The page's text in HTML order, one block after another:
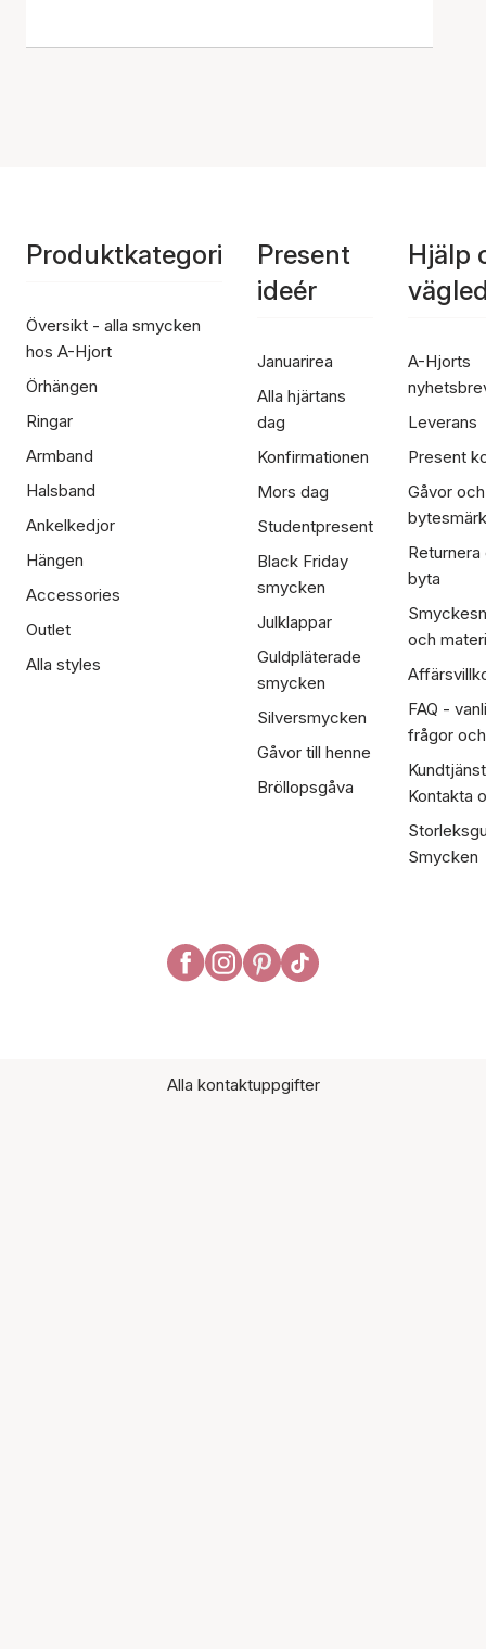
Produktkategori
Översikt - alla smycken
hos A-Hjort
Örhängen
Ringar
Armband
Halsband
Ankelkedjor
Hängen
Accessories
Outlet
Alla styles
Present
ideér
Januarirea
Alla hjärtans
dag
Konfirmationen
Mors dag
Studentpresent
Black Friday
smycken
Julklappar
Guldpläterade
smycken
Silversmycken
Gåvor till henne
Bröllopsgåva
Hjälp
A-Hjorts
Leverans
Present
Gåvor och
Returnera
byta
och
FAQ -
frågor
Kontakta
Smycken
Alla kontaktuppgifter